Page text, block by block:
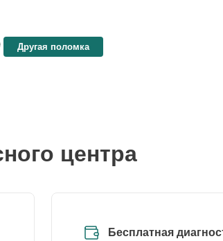
Другая поломка
центра
Бесплатная